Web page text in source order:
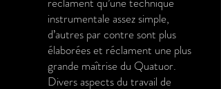
instrumentale assez simple,
d’autres par contre sont plus
élaborées et réclament une plus
grande maîtrise du Quatuor.
Divers aspects du travail de